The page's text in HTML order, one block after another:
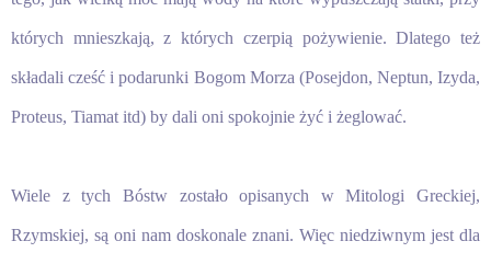
których mnieszkają, z których czerpią pożywienie. Dlatego też
składali cześć i podarunki Bogom Morza (Posejdon, Neptun, Izyda,
Proteus, Tiamat itd) by dali oni spokojnie żyć i żeglować.
Wiele z tych Bóstw zostało opisanych w Mitologi Greckiej,
Rzymskiej, są oni nam doskonale znani. Więc niedziwnym jest dla